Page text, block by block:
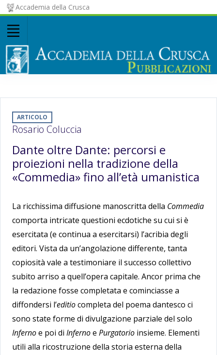
Accademia della Crusca
ARTICOLO
Rosario Coluccia
Dante oltre Dante: percorsi e
proiezioni nella tradizione della
«Commedia» fino all’età umanistica
La ricchissima diffusione manoscritta della Commedia
comporta intricate questioni ecdotiche su cui si è
esercitata (e continua a esercitarsi) l’acribia degli
editori. Vista da un’angolazione differente, tanta
copiosità vale a testimoniare il successo collettivo
subito arriso a quell’opera capitale. Ancor prima che
la redazione fosse completata e cominciasse a
diffondersi l’editiocompleta del poema dantesco ci
sono state forme di divulgazione parziale del solo
Infernoe poi di Infernoe Purgatorio insieme. Elementi
utili alla ricostruzione della storia esterna della